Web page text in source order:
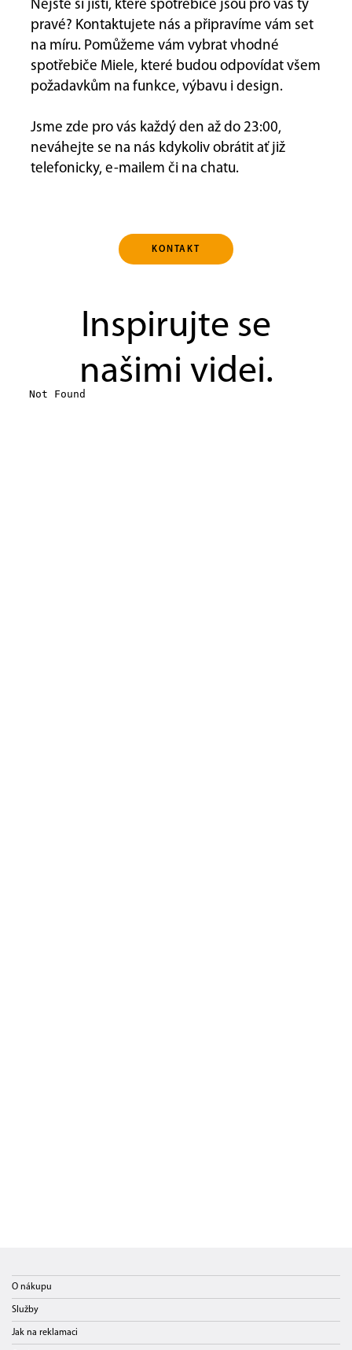
Nejste si jisti, které spotřebiče jsou pro vás ty
pravé? Kontaktujete nás a připravíme vám set
na míru. Pomůžeme vám vybrat vhodné
spotřebiče Miele, které budou odpovídat všem
požadavkům na funkce, výbavu i design.
Jsme zde pro vás každý den až do 23:00,
neváhejte se na nás kdykoliv obrátit ať již
telefonicky, e-mailem či na chatu.
KONTAKT
Inspirujte se
našimi videi.
O nákupu
Služby
Jak na reklamaci